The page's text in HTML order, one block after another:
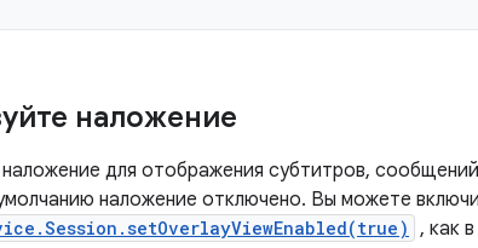
наложение
для отображения субтитров,
наложение отключено. Вы можете
, как